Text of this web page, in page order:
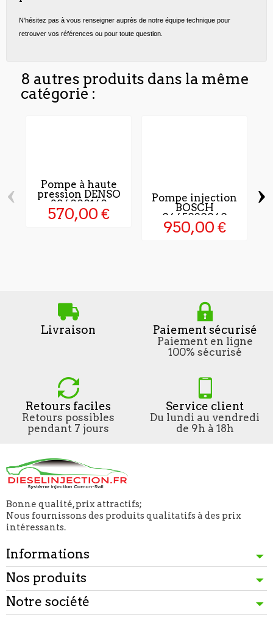
N'hésitez pas à vous renseigner auprès de notre équipe technique pour
retrouver vos références ou pour toute question.
8 autres produits dans la même
catégorie :
Pompe à haute
pression DENSO
294000160
570,00 €
Pompe injection
BOSCH
0445020040
950,00 €
‹ ›
Livraison Paiement sécurisé
Paiement en ligne
100% sécurisé
Retours faciles
Retours possibles
pendant 7 jours
Service client
Du lundi au vendredi
de 9h à 18h
Bonne qualité, prix attractifs;
Nous fournissons des produits qualitatifs à des prix
intéressants.
Informations
Nos produits
Notre société